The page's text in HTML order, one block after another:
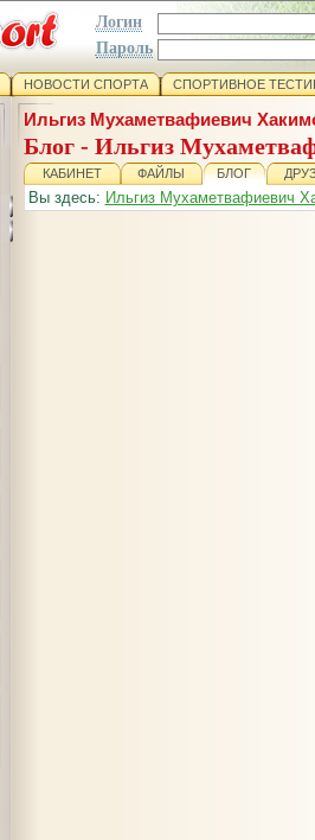
Логин
Пароль
НОВОСТИ СПОРТА СПОРТИВНОЕ
Ильгиз Мухаметвафиевич
Блог - Ильгиз
КАБИНЕТ ФАЙЛЫ БЛОГ
Вы здесь: Ильгиз Мухаметвафиевич